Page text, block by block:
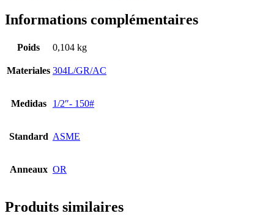
Informations complémentaires
Poids 0,104 kg
Materiales 304L/GR/AC
Medidas 1/2″- 150#
Standard ASME
Anneaux OR
Produits similaires